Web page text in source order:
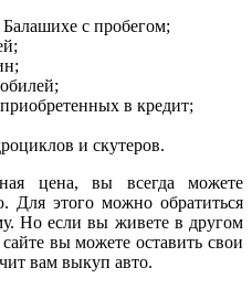
с пробегом;
в кредит;
и скутеров.
цена, вы всегда можете
Для этого можно обратиться
Но если вы живете в другом
вы можете оставить свои
вам выкуп авто.